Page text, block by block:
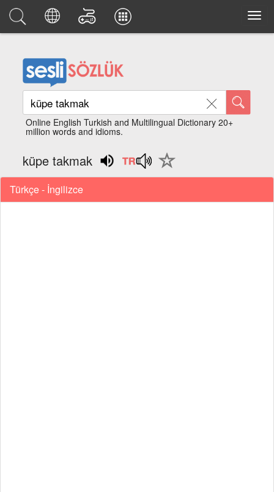
Online English Turkish and Multilingual Dictionary 20+
million words and idioms.
küpe takmak
Türkçe - İngilizce